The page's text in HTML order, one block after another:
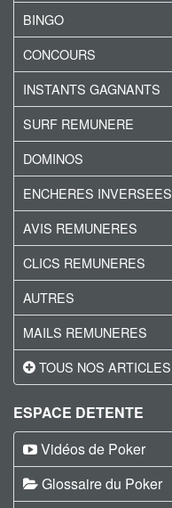
BINGO
CONCOURS
INSTANTS GAGNANTS
SURF REMUNERE
DOMINOS
ENCHERES INVERSEES
AVIS REMUNERES
CLICS REMUNERES
AUTRES
MAILS REMUNERES
TOUS NOS ARTICLES
ESPACE DETENTE
Vidéos de Poker
Glossaire du Poker